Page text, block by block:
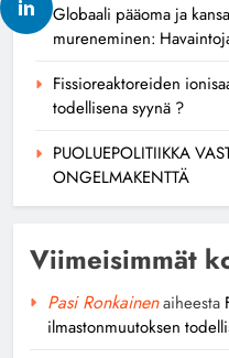
Globaali pääoma ja
mureneminen:
Fissioreaktoreiden
todellisena syynä ?
PUOLUEPOLITIIKKA
ONGELMAKENTTÄ
Viimeisimmät
Pasi Ronkainenaiheesta
ilmastonmuutoksen